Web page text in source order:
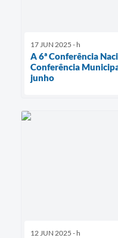
17 JUN 2025 - h
A 6ª Conferência
Conferência
junho
12 JUN 2025 - h